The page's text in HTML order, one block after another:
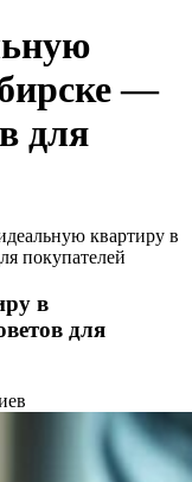
—
для
квартиру в
покупателей
в
для